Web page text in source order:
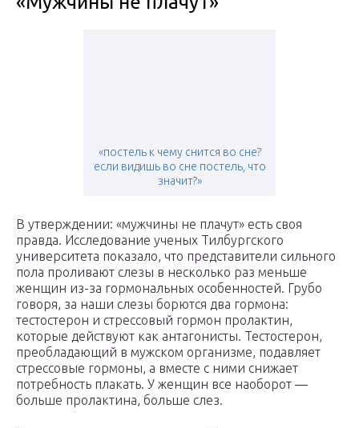
«постель к чему снится во сне?
если видишь во сне постель, что
значит?»
В утверждении: «мужчины не плачут» есть своя
правда. Исследование ученых Тилбургского
университета показало, что представители сильного
пола проливают слезы в несколько раз меньше
женщин из-за гормональных особенностей. Грубо
говоря, за наши слезы борются два гормона:
тестостерон и стрессовый гормон пролактин,
которые действуют как антагонисты. Тестостерон,
преобладающий в мужском организме, подавляет
стрессовые гормоны, а вместе с ними снижает
потребность плакать. У женщин все наоборот —
больше пролактина, больше слез.